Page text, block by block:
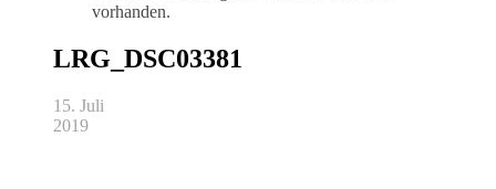
vorhanden.
LRG_DSC03381
15. Juli
2019